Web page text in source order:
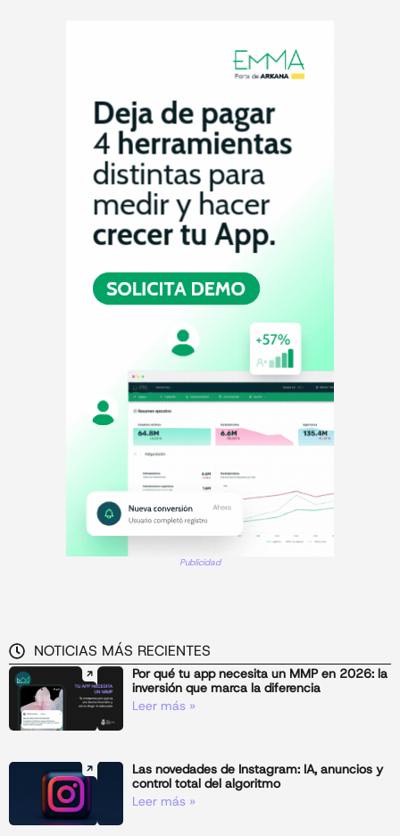
Publicidad
NOTICIAS MÁS RECIENTES
Por qué tu app necesita un MMP en 2026: la
inversión que marca la diferencia
Leer más »
Las novedades de Instagram: IA, anuncios y
control total del algoritmo
Leer más »